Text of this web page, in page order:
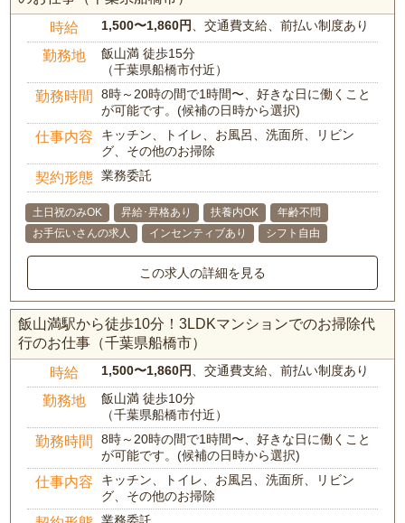
時給 1,500〜1,860円、交通費支給、前払い制度あり
勤務地
飯山満 徒歩15分
（千葉県船橋市付近）
勤務時間
8時～20時の間で1時間〜、好きな日に働くこと
が可能です。(候補の日時から選択)
仕事内容
キッチン、トイレ、お風呂、洗面所、リビン
グ、その他のお掃除
契約形態 業務委託
土日祝のみOK 昇給･昇格あり 扶養内OK
年齢不問
お手伝いさんの求人
インセンティブあり シフト自由
この求人の詳細を見る
飯山満駅から徒歩10分！3LDKマンションでのお掃除代
行のお仕事（千葉県船橋市）
時給 1,500〜1,860円、交通費支給、前払い制度あり
勤務地
飯山満 徒歩10分
（千葉県船橋市付近）
勤務時間
8時～20時の間で1時間〜、好きな日に働くこと
が可能です。(候補の日時から選択)
仕事内容
キッチン、トイレ、お風呂、洗面所、リビン
グ、その他のお掃除